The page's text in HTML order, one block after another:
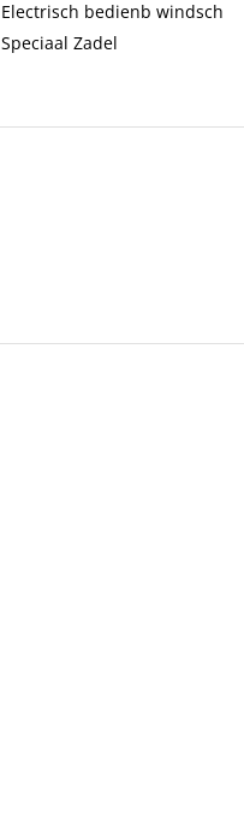
Electrisch bedienb windsch
Speciaal Zadel